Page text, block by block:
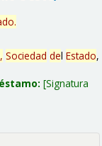
.
Sociedad del Estado,
Signatura